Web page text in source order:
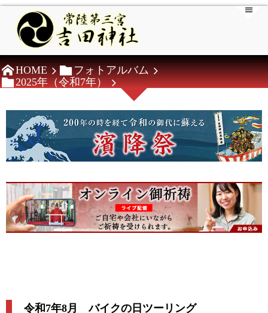
HOME
フォトアルバム
2025年（令和7年）
令和7年8月 バイクの日ツーリング